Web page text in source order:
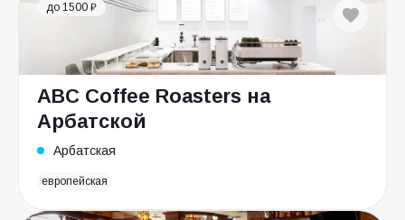
до 1500 ₽
ABC Coffee Roasters на
Арбатской
Арбатская
европейская